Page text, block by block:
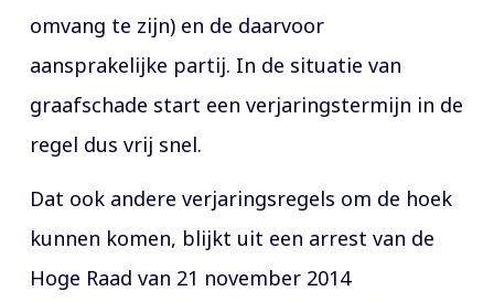
omvang te zijn) en de daarvoor
aansprakelijke partij. In de situatie van
graafschade start een verjaringstermijn in de
regel dus vrij snel.
Dat ook andere verjaringsregels om de hoek
kunnen komen, blijkt uit een arrest van de
Hoge Raad van 21 november 2014